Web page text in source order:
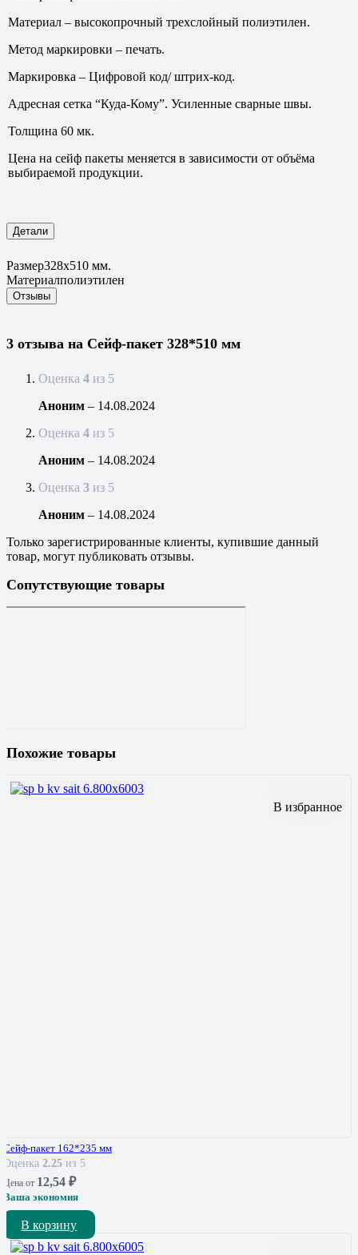
Материал – высокопрочный трехслойный полиэтилен.
Метод маркировки – печать.
Маркировка – Цифровой код/ штрих-код.
Адресная сетка “Куда-Кому”. Усиленные сварные швы.
Толщина 60 мк.
Цена на сейф пакеты меняется в зависимости от объёма
выбираемой продукции.
Детали
Размер328х510 мм.
Материалполиэтилен
Отзывы
3 отзыва на Сейф-пакет 328*510 мм
Оценка 4 из 5
Аноним – 14.08.2024
Оценка 4 из 5
Аноним – 14.08.2024
Оценка 3 из 5
Аноним – 14.08.2024
Только зарегистрированные клиенты, купившие данный
товар, могут публиковать отзывы.
Сопутствующие товары
Похожие товары
В избранное
Сейф-пакет 162*235 мм
Оценка 2.25 из 5
Цена от 12,54 ₽
Ваша экономия
В корзину